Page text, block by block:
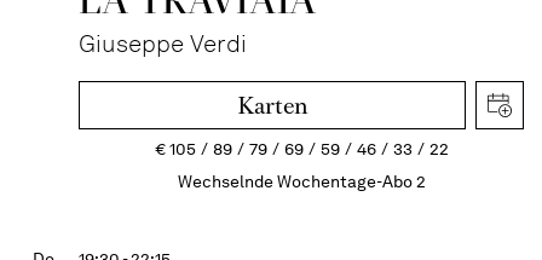
Giuseppe Verdi
Karten
€105 89 79 69 59 46 33
22
Wechselnde Wochentage-Abo 2